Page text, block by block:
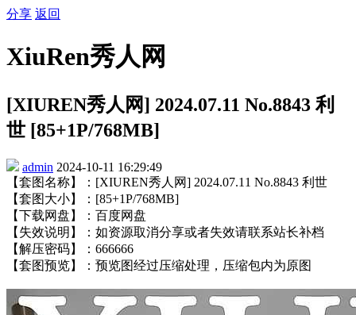
分享 返回
XiuRen秀人网
[XIUREN秀人网] 2024.07.11 No.8843 利
世 [85+1P/768MB]
admin 2024-10-11 16:29:49
【套图名称】：[XIUREN秀人网] 2024.07.11 No.8843 利世
【套图大小】：[85+1P/768MB]
【下载网盘】：百度网盘
【失效说明】：如资源取消分享或者失效请联系站长补档
【解压密码】：666666
【套图预览】：预览图经过压缩处理，压缩包内为原图